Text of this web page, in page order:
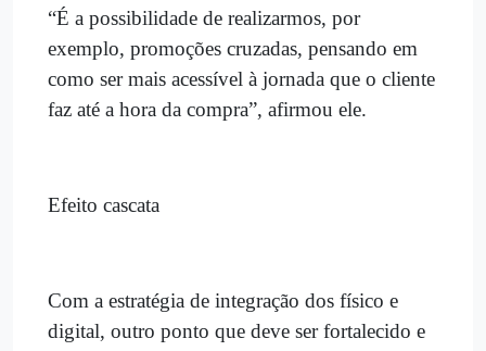
“É a possibilidade de realizarmos, por
exemplo, promoções cruzadas, pensando em
como ser mais acessível à jornada que o cliente
faz até a hora da compra”, afirmou ele.
Efeito cascata
Com a estratégia de integração dos físico e
digital, outro ponto que deve ser fortalecido e